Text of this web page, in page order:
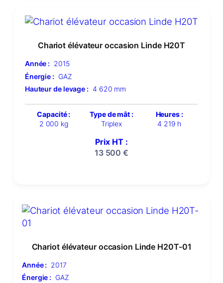
Chariot élévateur occasion Linde H20T
Année : 2015
Énergie : GAZ
Hauteur de levage : 4 620 mm
Capacité :
2 000 kg
Type de mât :
Triplex
Heures :
4 219 h
Prix HT :
13 500€
Chariot élévateur occasion Linde H20T-01
Année : 2017
Énergie : GAZ